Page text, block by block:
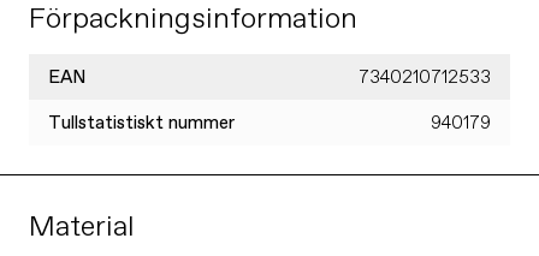
Förpackningsinformation
EAN 7340210712533
Tullstatistiskt nummer 940179
Material